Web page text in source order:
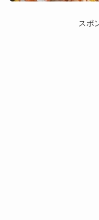
スポ